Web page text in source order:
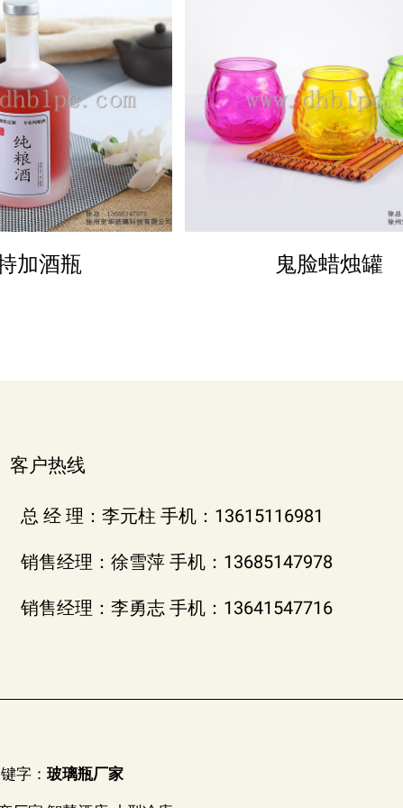
DETAILS
加酒瓶
DETAILS
鬼脸蜡烛罐
客户热线
总 经 理：李元柱 手机：13615116981
销售经理：徐雪萍 手机：13685147978
销售经理：李勇志 手机：13641547716
字： 玻璃瓶厂家